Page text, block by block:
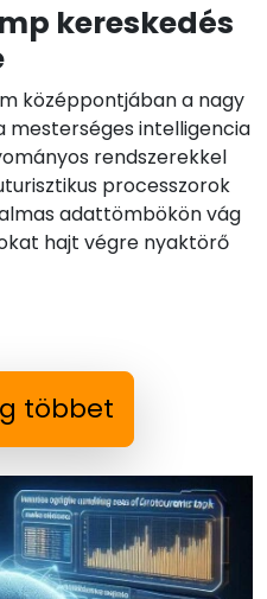
kereskedés
középpontjában a nagy
mesterséges intelligencia
rendszerekkel
processzorok
adattömbökön vág
hajt végre nyaktörő
többet